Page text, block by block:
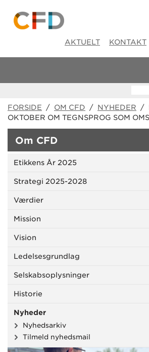
AKTUELT KONTAKT
FORSIDE / OM CFD / NYHEDER /
OKTOBER OM TEGNSPROG SOM
Om CFD
Etikkens År 2025
Strategi 2025-2028
Værdier
Mission
Vision
Ledelsesgrundlag
Selskabsoplysninger
Historie
Nyheder
Nyhedsarkiv
Tilmeld nyhedsmail